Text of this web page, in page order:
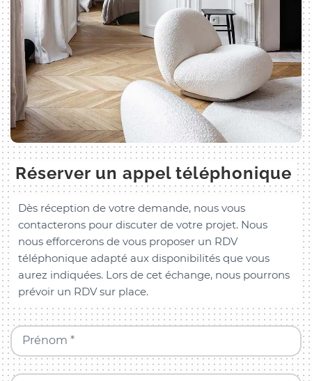
Réserver un appel téléphonique
Dès réception de votre demande, nous vous
contacterons pour discuter de votre projet. Nous
nous efforcerons de vous proposer un RDV
téléphonique adapté aux disponibilités que vous
aurez indiquées. Lors de cet échange, nous pourrons
prévoir un RDV sur place.
Prénom *